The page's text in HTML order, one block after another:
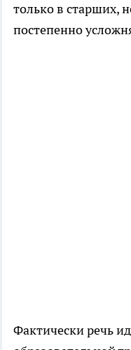
только в старших,
постепенно
Фактически речь